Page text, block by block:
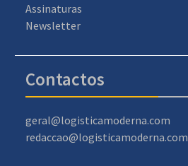
Assinaturas
Newsletter
Contactos
geral@logisticamoderna.com
redaccao@logisticamoderna.com